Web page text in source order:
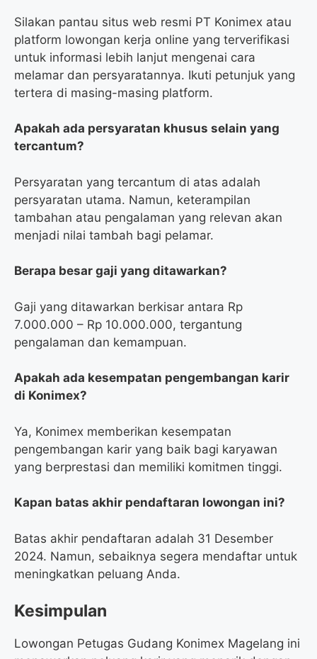
Silakan pantau situs web resmi PT Konimex atau
platform lowongan kerja online yang terverifikasi
untuk informasi lebih lanjut mengenai cara
melamar dan persyaratannya. Ikuti petunjuk yang
tertera di masing-masing platform.
Apakah ada persyaratan khusus selain yang
tercantum?
Persyaratan yang tercantum di atas adalah
persyaratan utama. Namun, keterampilan
tambahan atau pengalaman yang relevan akan
menjadi nilai tambah bagi pelamar.
Berapa besar gaji yang ditawarkan?
Gaji yang ditawarkan berkisar antara Rp
7.000.000 – Rp 10.000.000, tergantung
pengalaman dan kemampuan.
Apakah ada kesempatan pengembangan karir
di Konimex?
Ya, Konimex memberikan kesempatan
pengembangan karir yang baik bagi karyawan
yang berprestasi dan memiliki komitmen tinggi.
Kapan batas akhir pendaftaran lowongan ini?
Batas akhir pendaftaran adalah 31 Desember
2024. Namun, sebaiknya segera mendaftar untuk
meningkatkan peluang Anda.
Kesimpulan
Lowongan Petugas Gudang Konimex Magelang ini